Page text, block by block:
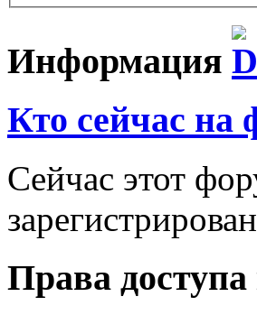
Информация
Кто сейчас на
Сейчас этот
Права